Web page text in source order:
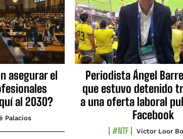
asegurar el
al 2030?
Palacios
Periodista Ángel
que estuvo detenido
a una oferta laboral
Facebook
#NTF Víctor Loor